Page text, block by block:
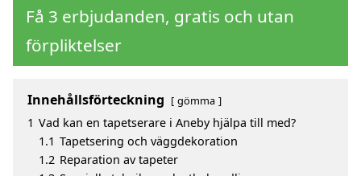
Få 3 erbjudanden, gratis och utan
förpliktelser
Innehållsförteckning gömma
1 Vad kan en tapetserare i Aneby hjälpa till med?
1.1 Tapetsering och väggdekoration
1.2 Reparation av tapeter